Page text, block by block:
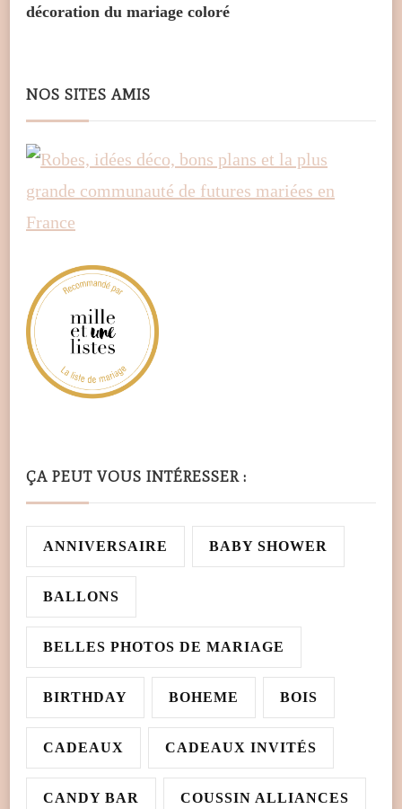
décoration du mariage coloré
NOS SITES AMIS
ÇA PEUT VOUS INTÉRESSER :
ANNIVERSAIRE BABY SHOWER
BALLONS
BELLES PHOTOS DE MARIAGE
BIRTHDAY BOHEME BOIS
CADEAUX CADEAUX INVITÉS
CANDY BAR COUSSIN ALLIANCES